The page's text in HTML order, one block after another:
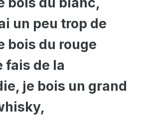
un peu trop de
bois du rouge
fais de la
je bois un grand